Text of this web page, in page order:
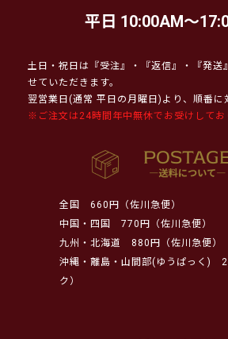
平日 10:00AM～
土日・祝日は『受注』・『返信』・『発送
せていただきます。
翌営業日(通常 平日の月曜日)より、順番に
※ご注文は24時間年中無休でお受けしてお
全国
660円（佐川急便）
中国・四国
770円（佐川急便）
九州・北海道
880円（佐川急便）
沖縄・離島・山間部(ゆうぱっく)
ク）